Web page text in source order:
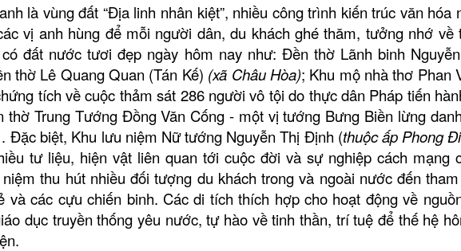
là vùng đất “Địa linh nhân kiệt”, nhiều công trình kiến trúc văn hóa
vị anh hùng để mỗi người dân, du khách ghé thăm, tưởng nhớ về
đất nước tươi đẹp ngày hôm nay như: Đền thờ Lãnh binh
thờ Lê Quang Quan (Tán Kế) (xã Châu Hòa); Khu mộ nhà thơ Phan
tích về cuộc thảm sát 286 người vô tội do thực dân Pháp tiến
thờ Trung Tướng Đồng Văn Cống - một vị tướng Bưng Biền lừng
Đặc biệt, Khu lưu niệm Nữ tướng Nguyễn Thị Định (thuộc ấp Phong
tư liệu, hiện vật liên quan tới cuộc đời và sự nghiệp cách mạng
thu hút nhiềuđối tượng du khách trong và ngoài nướcđến
và các cựu chiến binh. Các di tích thích hợp cho hoạt động về
dục truyền thống yêu nước, tự hào về tinh thần, trí tuệ để thế hệ